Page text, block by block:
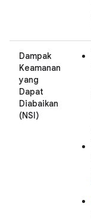
Dampak
Keamanan
yang
Dapat
Diabaikan
(NSI)